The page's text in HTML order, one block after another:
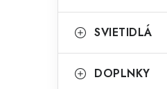
a
n
i
SVIETIDLÁ
DOPLNKY